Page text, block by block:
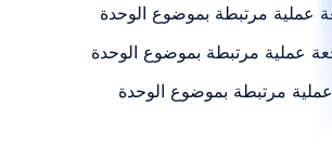
عملية مرتبطة بموضوع الوحدة
عملية مرتبطة بموضوع الوحدة
مرتبطة بموضوع الوحدة